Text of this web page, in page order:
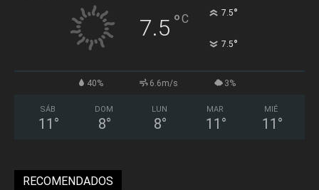
7.5 °C 7.5°
7.5°
40% 6.6m/s 3%
SÁB
11 °
DOM
8°
LUN
8°
MAR
11 °
MIÉ
11 °
RECOMENDADOS